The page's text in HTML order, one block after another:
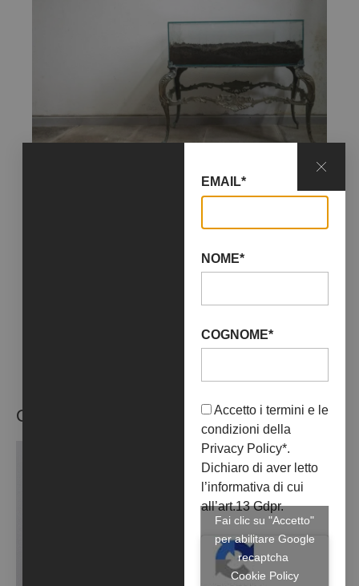
31 Luglio 2023
YAG/GARAGE ITALIA
OPERE ARTISTA
EMAIL*
NOME*
COGNOME*
Accetto i termini e le
condizioni della
Privacy Policy*.
Dichiaro di aver letto
l’informativa di cui
all’art.13 Gdpr.
Fai clic su "Accetto"
per abilitare Google
recaptcha
Cookie Policy